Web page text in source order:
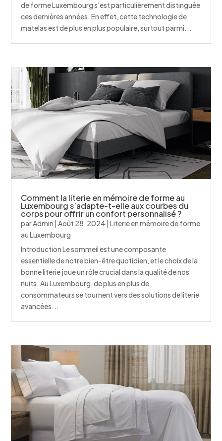
de forme Luxembourg s'est particulièrement distinguée
ces dernières années. En effet, cette technologie de
matelas est de plus en plus populaire, surtout parmi...
Comment la literie en mémoire de forme au
Luxembourg s’adapte-t-elle aux courbes du
corps pour offrir un confort personnalisé ?
parAdmin |Août 28, 2024 |Literie en mémoire de forme
au Luxembourg
Introduction Le sommeil est une composante
essentielle de notre bien-être quotidien, et le choix de la
bonne literie joue un rôle crucial dans la qualité de nos
nuits. Au Luxembourg, de plus en plus de
consommateurs se tournent vers des solutions de literie
avancées...